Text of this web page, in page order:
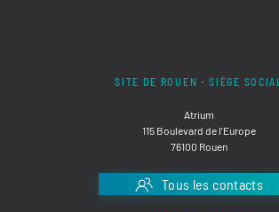
SITE DE ROUEN - SIÈGE SOCIAL
Atrium
115 Boulevard de l'Europe
76100 Rouen
Tous les contacts